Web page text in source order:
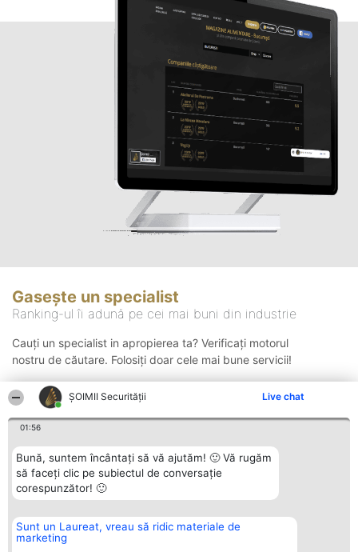
ȘOIMII Securității Live chat
01:56
Bună, suntem încântați să vă ajutăm! 🙂 Vă rugăm
să faceți clic pe subiectul de conversație
corespunzător! 🙂
Sunt un Laureat, vreau să ridic materiale de
marketing
Gasește un specialist
Ranking-ul îi adună pe cei mai buni din industrie
Cauți un specialist in apropierea ta? Verificați motorul
nostru de căutare. Folosiți doar cele mai bune servicii!
Organizator Ranking
BRIGHT SOLUTIONS BR SRL
Plebiscyt Contact